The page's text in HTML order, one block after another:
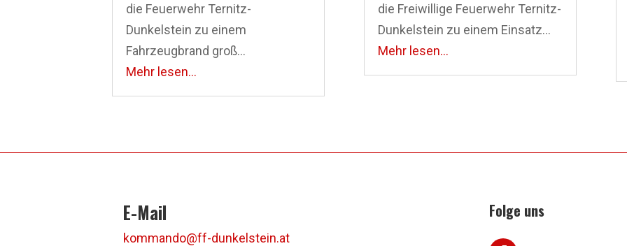
die Feuerwehr Ternitz-
Dunkelstein zu einem
Fahrzeugbrand groß...
Mehr lesen...
die Freiwillige Feuerwehr Ternitz-
Dunkelstein zu einem Einsatz...
Mehr lesen...
E-Mail
kommando@ff-dunkelstein.at
Folge uns